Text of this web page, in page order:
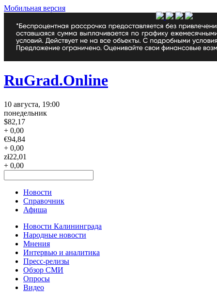
Мобильная версия
RuGrad.Online
10 августа, 19:00
понедельник
$82,17
+ 0,00
€94,84
+ 0,00
zł22,01
+ 0,00
Новости
Справочник
Афиша
Новости Калининграда
Народные новости
Мнения
Интервью и аналитика
Пресс-релизы
Обзор СМИ
Опросы
Видео